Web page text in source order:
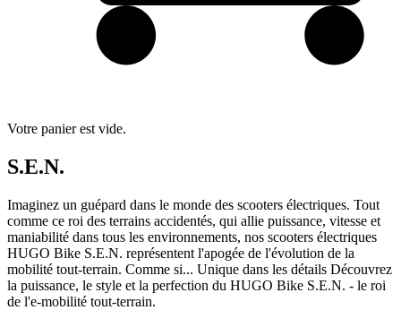
Votre panier est vide.
S.E.N.
Imaginez un guépard dans le monde des scooters électriques. Tout
comme ce roi des terrains accidentés, qui allie puissance, vitesse et
maniabilité dans tous les environnements, nos scooters électriques
HUGO Bike S.E.N. représentent l'apogée de l'évolution de la
mobilité tout-terrain. Comme si... Unique dans les détails Découvrez
la puissance, le style et la perfection du HUGO Bike S.E.N. - le roi
de l'e-mobilité tout-terrain.